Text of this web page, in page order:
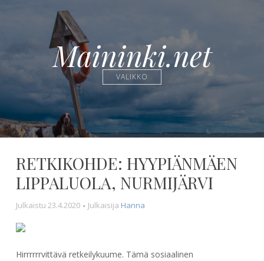
Maininki.net
VALIKKO
RETKIKOHDE: HYYPIÄNMÄEN
LIPPALUOLA, NURMIJÄRVI
Julkaistu 23.4.2020 Julkaisija Hanna
Hirrrrrrvittävä retkeilykuume. Tämä sosiaalinen